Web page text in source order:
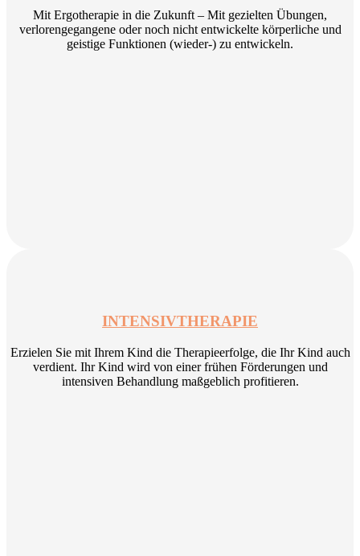
Mit Ergotherapie in die Zukunft – Mit gezielten Übungen,
verlorengegangene oder noch nicht entwickelte körperliche und
geistige Funktionen (wieder-) zu entwickeln.
INTENSIVTHERAPIE
Erzielen Sie mit Ihrem Kind die Therapieerfolge, die Ihr Kind auch
verdient. Ihr Kind wird von einer frühen Förderungen und
intensiven Behandlung maßgeblich profitieren.